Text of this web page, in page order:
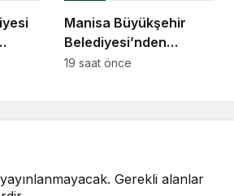
Manisa Büyükşehir
Belediyesi’nden
Saruhanlı’ya tarımsal
19 saat önce
Gerekli alanlar